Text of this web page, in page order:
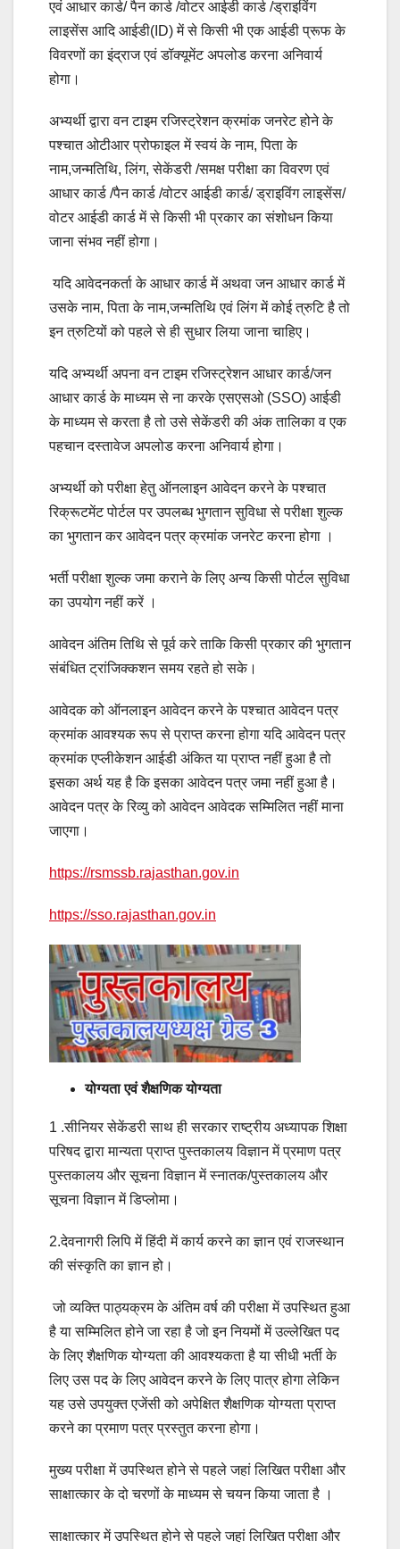
एवं आधार कार्ड/ पैन कार्ड /वोटर आईडी कार्ड /ड्राइविंग
लाइसेंस आदि आईडी(ID) में से किसी भी एक आईडी प्रूफ के
विवरणों का इंद्राज एवं डॉक्यूमेंट अपलोड करना अनिवार्य
होगा।
अभ्यर्थी द्वारा वन टाइम रजिस्ट्रेशन क्रमांक जनरेट होने के
पश्चात ओटीआर प्रोफाइल में स्वयं के नाम, पिता के
नाम,जन्मतिथि, लिंग, सेकेंडरी /समक्ष परीक्षा का विवरण एवं
आधार कार्ड /पैन कार्ड /वोटर आईडी कार्ड/ ड्राइविंग लाइसेंस/
वोटर आईडी कार्ड में से किसी भी प्रकार का संशोधन किया
जाना संभव नहीं होगा।
यदि आवेदनकर्ता के आधार कार्ड में अथवा जन आधार कार्ड में
उसके नाम, पिता के नाम,जन्मतिथि एवं लिंग में कोई त्रुटि है तो
इन त्रुटियों को पहले से ही सुधार लिया जाना चाहिए।
यदि अभ्यर्थी अपना वन टाइम रजिस्ट्रेशन आधार कार्ड/जन
आधार कार्ड के माध्यम से ना करके एसएसओ (SSO) आईडी
के माध्यम से करता है तो उसे सेकेंडरी की अंक तालिका व एक
पहचान दस्तावेज अपलोड करना अनिवार्य होगा।
अभ्यर्थी को परीक्षा हेतु ऑनलाइन आवेदन करने के पश्चात
रिक्रूटमेंट पोर्टल पर उपलब्ध भुगतान सुविधा से परीक्षा शुल्क
का भुगतान कर आवेदन पत्र क्रमांक जनरेट करना होगा ।
भर्ती परीक्षा शुल्क जमा कराने के लिए अन्य किसी पोर्टल सुविधा
का उपयोग नहीं करें ।
आवेदन अंतिम तिथि से पूर्व करे ताकि किसी प्रकार की भुगतान
संबंधित ट्रांजिक्कशन समय रहते हो सके।
आवेदक को ऑनलाइन आवेदन करने के पश्चात आवेदन पत्र
क्रमांक आवश्यक रूप से प्राप्त करना होगा यदि आवेदन पत्र
क्रमांक एप्लीकेशन आईडी अंकित या प्राप्त नहीं हुआ है तो
इसका अर्थ यह है कि इसका आवेदन पत्र जमा नहीं हुआ है।
आवेदन पत्र के रिव्यु को आवेदन आवेदक सम्मिलित नहीं माना
जाएगा।
https://rsmssb.rajasthan.gov.in
https://sso.rajasthan.gov.in
योग्यता एवं शैक्षणिक योग्यता
1 .सीनियर सेकेंडरी साथ ही सरकार राष्ट्रीय अध्यापक शिक्षा
परिषद द्वारा मान्यता प्राप्त पुस्तकालय विज्ञान में प्रमाण पत्र
पुस्तकालय और सूचना विज्ञान में स्नातक/पुस्तकालय और
सूचना विज्ञान में डिप्लोमा।
2.देवनागरी लिपि में हिंदी में कार्य करने का ज्ञान एवं राजस्थान
की संस्कृति का ज्ञान हो।
जो व्यक्ति पाठ्यक्रम के अंतिम वर्ष की परीक्षा में उपस्थित हुआ
है या सम्मिलित होने जा रहा है जो इन नियमों में उल्लेखित पद
के लिए शैक्षणिक योग्यता की आवश्यकता है या सीधी भर्ती के
लिए उस पद के लिए आवेदन करने के लिए पात्र होगा लेकिन
यह उसे उपयुक्त एजेंसी को अपेक्षित शैक्षणिक योग्यता प्राप्त
करने का प्रमाण पत्र प्रस्तुत करना होगा।
मुख्य परीक्षा में उपस्थित होने से पहले जहां लिखित परीक्षा और
साक्षात्कार के दो चरणों के माध्यम से चयन किया जाता है ।
साक्षात्कार में उपस्थित होने से पहले जहां लिखित परीक्षा और